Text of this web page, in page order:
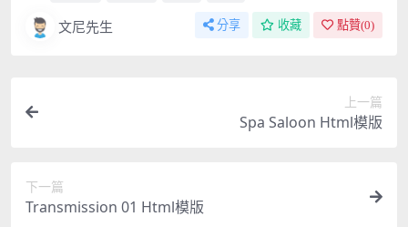
文尼先生 分享 收藏 點贊(0)
上一篇
Spa Saloon Html模版
下一篇
Transmission 01 Html模版